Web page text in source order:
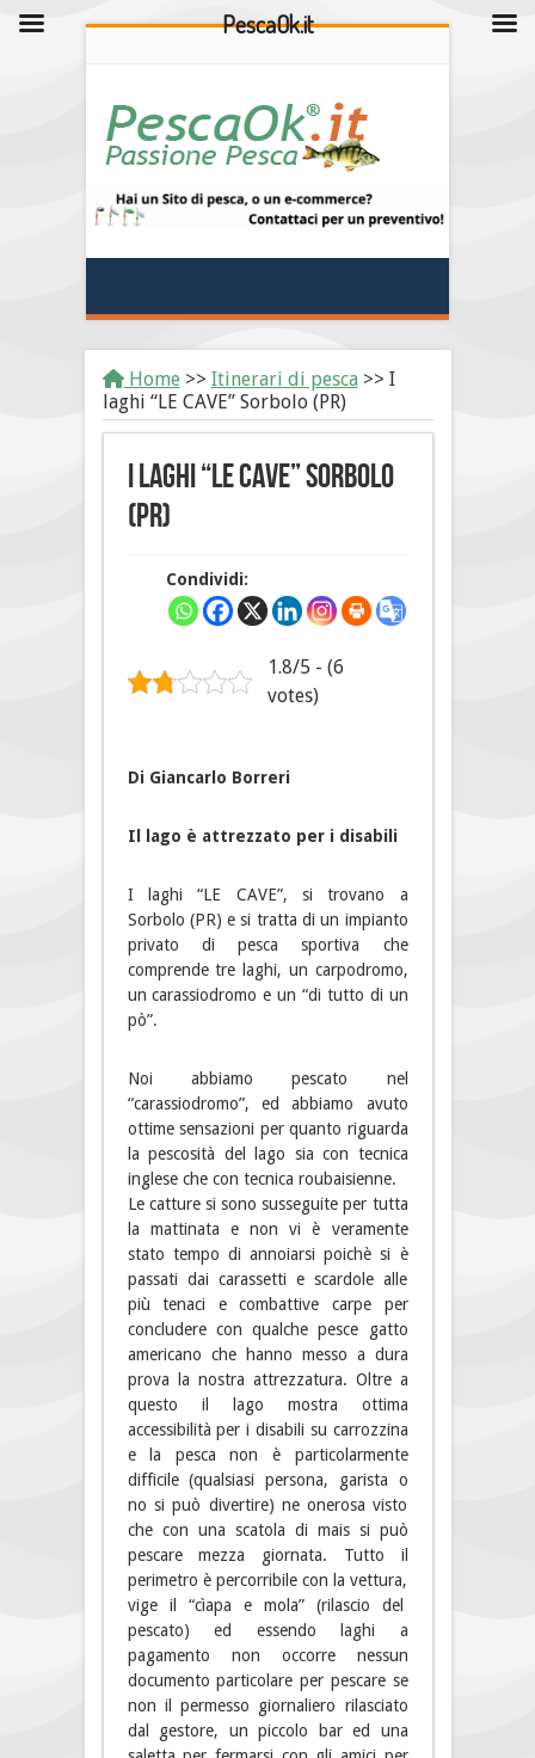
Home >> Itinerari di pesca>> I
laghi “LE CAVE” Sorbolo (PR)
I laghi “LE CAVE” Sorbolo
(PR)
Condividi:
1.8/5 - (6
votes)
Di Giancarlo Borreri
Il lago è attrezzato per i disabili
I laghi “LE CAVE”, si trovano a
Sorbolo (PR) e si tratta di un impianto
privato di pesca sportiva che
comprende tre laghi, un carpodromo,
un carassiodromo e un “di tutto di un
pò”.
Noi abbiamo pescato nel
“carassiodromo”, ed abbiamo avuto
ottime sensazioni per quanto riguarda
la pescosità del lago sia con tecnica
inglese che con tecnica roubaisienne.
Le catture si sono susseguite per tutta
la mattinata e non vi è veramente
stato tempo di annoiarsi poichè si è
passati dai carassetti e scardole alle
più tenaci e combattive carpe per
concludere con qualche pesce gatto
americano che hanno messo a dura
prova la nostra attrezzatura. Oltre a
questo il lago mostra ottima
accessibilità per i disabili su carrozzina
e la pesca non è particolarmente
difficile (qualsiasi persona, garista o
no si può divertire) ne onerosa visto
che con una scatola di mais si può
pescare mezza giornata. Tutto il
perimetro è percorribile con la vettura,
vige il “cìapa e mola” (rilascio del
pescato) ed essendo laghi a
pagamento non occorre nessun
documento particolare per pescare se
non il permesso giornaliero rilasciato
dal gestore, un piccolo bar ed una
PescaOk.it